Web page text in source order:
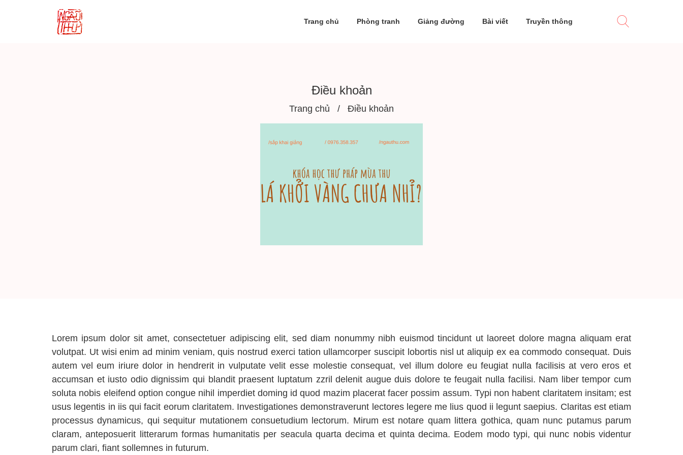
Trang chủ Phòng tranh Giảng đường Bài viết Truyền thông
Điều khoản
Trang chủ Điều khoản
Lorem ipsum dolor sit amet, consectetuer adipiscing elit, sed diam nonummy nibh euismod tincidunt ut laoreet dolore magna aliquam erat
volutpat. Ut wisi enim ad minim veniam, quis nostrud exerci tation ullamcorper suscipit lobortis nisl ut aliquip ex ea commodo consequat. Duis
autem vel eum iriure dolor in hendrerit in vulputate velit esse molestie consequat, vel illum dolore eu feugiat nulla facilisis at vero eros et
accumsan et iusto odio dignissim qui blandit praesent luptatum zzril delenit augue duis dolore te feugait nulla facilisi. Nam liber tempor cum
soluta nobis eleifend option congue nihil imperdiet doming id quod mazim placerat facer possim assum. Typi non habent claritatem insitam; est
usus legentis in iis qui facit eorum claritatem. Investigationes demonstraverunt lectores legere me lius quod ii legunt saepius. Claritas est etiam
processus dynamicus, qui sequitur mutationem consuetudium lectorum. Mirum est notare quam littera gothica, quam nunc putamus parum
claram, anteposuerit litterarum formas humanitatis per seacula quarta decima et quinta decima. Eodem modo typi, qui nunc nobis videntur
parum clari, fiant sollemnes in futurum.